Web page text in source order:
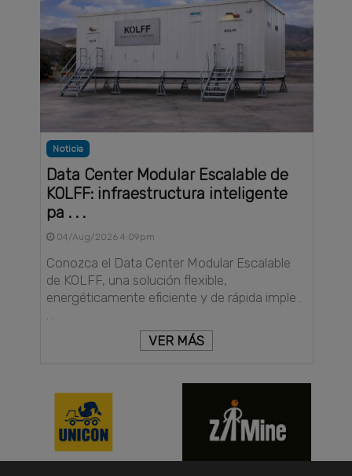
Noticia
Data Center Modular Escalable de
KOLFF: infraestructura inteligente
pa . . .
04/Aug/2026 4:09pm
Conozca el Data Center Modular Escalable
de KOLFF, una solución flexible,
energéticamente eficiente y de rápida imple .
. .
VER MÁS